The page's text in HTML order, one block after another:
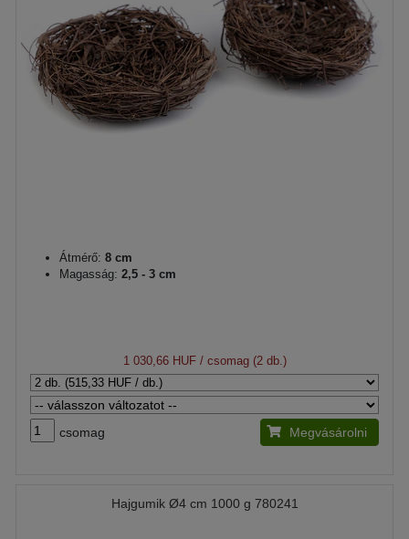
Átmérő: 8 cm
Magasság: 2,5 - 3 cm
1 030,66 HUF/ csomag (2 db.)
csomag Megvásárolni
Hajgumik Ø4 cm 1000 g 780241